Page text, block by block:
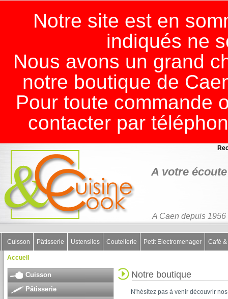
Notre site est en
indiqués ne
Nous avons un grand
notre boutique de
Pour toute commande
contacter par
A votre
A Caen depuis 1956
Cuisson Pâtisserie Ustensiles Coutellerie Petit Electromenager Café
Accueil
Cuisson
Pâtisserie
Notre boutique
N'hésitez pas à venir découvrir